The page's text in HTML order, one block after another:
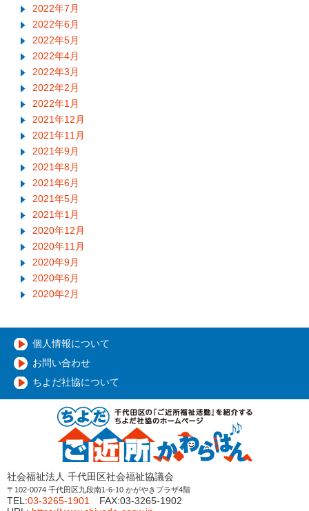
2022年7月
2022年6月
2022年5月
2022年4月
2022年3月
2022年2月
2022年1月
2021年12月
2021年11月
2021年9月
2021年8月
2021年6月
2021年5月
2021年1月
2020年12月
2020年11月
2020年9月
2020年6月
2020年2月
個人情報について
お問い合わせ
ちよだ社協について
社会福祉法人 千代田区社会福祉協議会
〒102-0074 千代田区九段南1-6-10 かがやきプラザ4階
TEL:03-3265-1901 FAX:03-3265-1902